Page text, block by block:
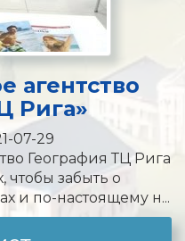
агентство
Рига»
07-29
География ТЦ Рига
чтобы забыть о
и по-настоящему н...